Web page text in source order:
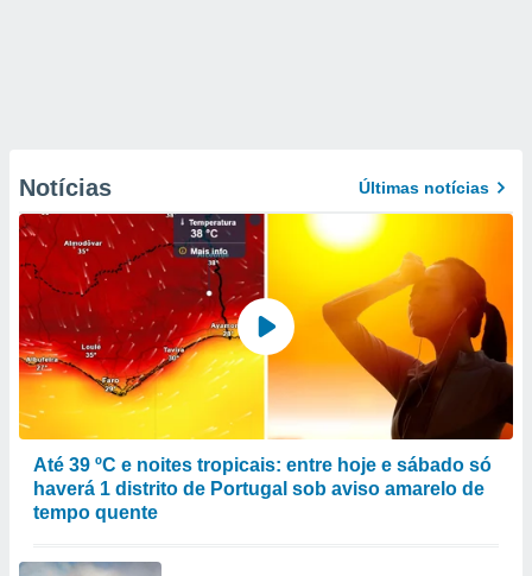
Notícias Últimas notícias
Até 39 ºC e noites tropicais: entre hoje e sábado só
haverá 1 distrito de Portugal sob aviso amarelo de
tempo quente